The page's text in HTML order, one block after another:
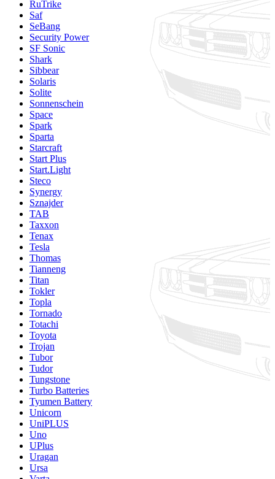
RuTrike
Saf
SeBang
Security Power
SF Sonic
Shark
Sibbear
Solaris
Solite
Sonnenschein
Space
Spark
Sparta
Starcraft
Start Plus
Start.Light
Steco
Synergy
Sznajder
TAB
Taxxon
Tenax
Tesla
Thomas
Tianneng
Titan
Tokler
Topla
Tornado
Totachi
Toyota
Trojan
Tubor
Tudor
Tungstone
Turbo Batteries
Tyumen Battery
Unicorn
UniPLUS
Uno
UPlus
Uragan
Ursa